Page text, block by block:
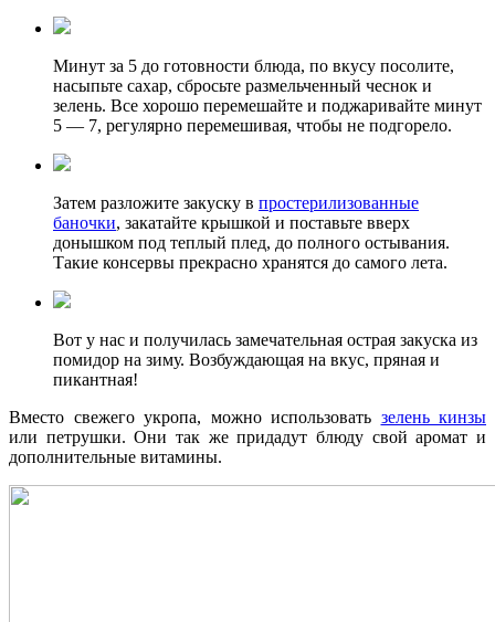
Минут за 5 до готовности блюда, по вкусу посолите,
насыпьте сахар, сбросьте размельченный чеснок и
зелень. Все хорошо перемешайте и поджаривайте минут
5 — 7, регулярно перемешивая, чтобы не подгорело.
Затем разложите закуску в простерилизованные
баночки, закатайте крышкой и поставьте вверх
донышком под теплый плед, до полного остывания.
Такие консервы прекрасно хранятся до самого лета.
Вот у нас и получилась замечательная острая закуска из
помидор на зиму. Возбуждающая на вкус, пряная и
пикантная!
Вместо свежего укропа, можно использовать зелень кинзы
или петрушки. Они так же придадут блюду свой аромат и
дополнительные витамины.